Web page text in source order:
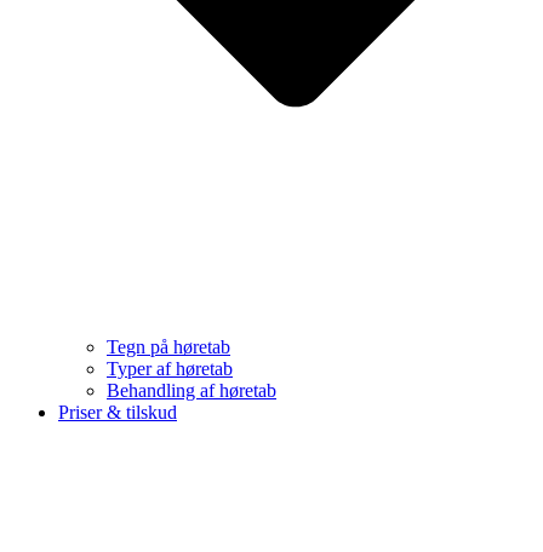
Tegn på høretab
Typer af høretab
Behandling af høretab
Priser & tilskud